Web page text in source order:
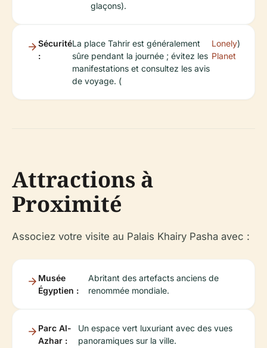
glaçons).
Sécurité
:
La place Tahrir est généralement
sûre pendant la journée ; évitez les
manifestations et consultez les avis
de voyage. (
Lonely
Planet
)
Attractions à
Proximité
Associez votre visite au Palais Khairy Pasha avec :
Musée
Égyptien :
Abritant des artefacts anciens de
renommée mondiale.
Parc Al-
Azhar :
Un espace vert luxuriant avec des vues
panoramiques sur la ville.